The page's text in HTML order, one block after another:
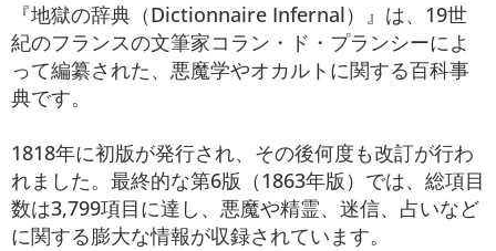
『地獄の辞典（Dictionnaire Infernal）』は、19世
紀のフランスの文筆家コラン・ド・プランシーによ
って編纂された、悪魔学やオカルトに関する百科事
典です。
1818年に初版が発行され、その後何度も改訂が行わ
れました。最終的な第6版（1863年版）では、総項目
数は3,799項目に達し、悪魔や精霊、迷信、占いなど
に関する膨大な情報が収録されています。